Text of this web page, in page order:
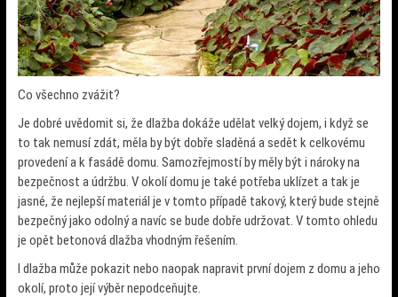
Co všechno zvážit?
Je dobré uvědomit si, že dlažba dokáže udělat velký dojem, i když se
to tak nemusí zdát, měla by být dobře sladěná a sedět k celkovému
provedení a k fasádě domu. Samozřejmostí by měly být i nároky na
bezpečnost a údržbu. V okolí domu je také potřeba uklízet a tak je
jasné, že nejlepší materiál je v tomto případě takový, který bude stejně
bezpečný jako odolný a navíc se bude dobře udržovat. V tomto ohledu
je opět betonová dlažba vhodným řešením.
I dlažba může pokazit nebo naopak napravit první dojem z domu a jeho
okolí, proto její výběr nepodceňujte.